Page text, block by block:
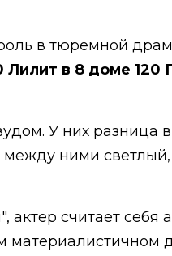
в тюремной
Лилит в 8 доме 120
У них разница в
ними светлый,
считает себя
материалистичном